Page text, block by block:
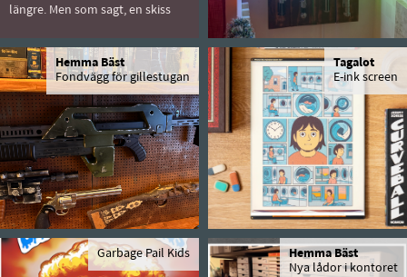
längre. Men som sagt, en skiss
Hemma Bäst
Fondvägg för gillestugan
Tagalot
E-ink screen
Garbage Pail Kids
Hemma Bäst
Nya lådor i kontoret